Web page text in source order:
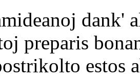
dank'
preparis
estos